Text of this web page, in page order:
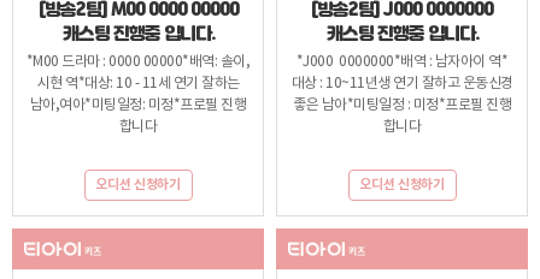
[방송2팀] M00 0000 00000
캐스팅 진행중 입니다.
*M00 드라마 : 0000 00000*배역: 솔이,
시현 역*대상: 10 - 11세 연기 잘하는
남아,여아*미팅일정: 미정*프로필 진행
합니다
오디션 신청하기
[방송2팀] J000 0000000
캐스팅 진행중 입니다.
*J000 0000000*배역 : 남자아이 역*
대상 : 10~11년생 연기 잘하고 운동신경
좋은 남아*미팅일정 : 미정*프로필 진행
합니다
오디션 신청하기